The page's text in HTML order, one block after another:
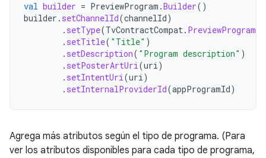
val builder = PreviewProgram .Builder()
builder . setChannelId(channelId)
. setType(TvContractCompat. PreviewPrograms
. setTitle( "Title" )
. setDescription( "Program description" )
. setPosterArtUri(uri)
. setIntentUri(uri)
. setInternalProviderId(appProgramId)
Agrega más atributos según el tipo de programa. (Para
ver los atributos disponibles para cada tipo de programa,